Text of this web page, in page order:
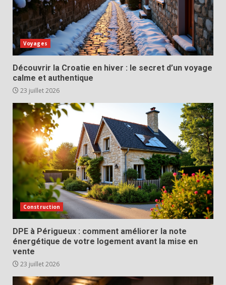
Voyages
Découvrir la Croatie en hiver : le secret d’un voyage
calme et authentique
23 juillet 2026
Construction
DPE à Périgueux : comment améliorer la note
énergétique de votre logement avant la mise en
vente
23 juillet 2026